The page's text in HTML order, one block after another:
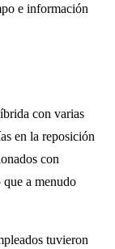
e información
con varias
en la reposición
con
a menudo
tuvieron